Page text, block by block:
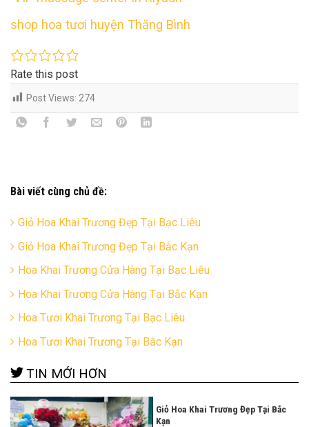
shop hoa tươi huyện Thăng Bình
Rate this post
Post Views: 274
Bài viết cùng chủ đề:
Giỏ Hoa Khai Trương Đẹp Tại Bạc Liêu
Giỏ Hoa Khai Trương Đẹp Tại Bắc Kạn
Hoa Khai Trương Cửa Hàng Tại Bạc Liêu
Hoa Khai Trương Cửa Hàng Tại Bắc Kạn
Hoa Tươi Khai Trương Tại Bạc Liêu
Hoa Tươi Khai Trương Tại Bắc Kạn
TIN MỚI HƠN
Giỏ Hoa Khai Trương Đẹp Tại Bắc
Kạn